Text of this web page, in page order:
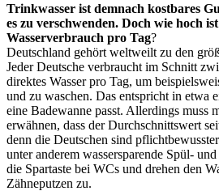
Trinkwasser ist demnach kostbares
es zu verschwenden. Doch wie hoch
Wasserverbrauch pro Tag?
Deutschland gehört weltweilt zu den
Jeder Deutsche verbraucht im Schnitt
direktes Wasser pro Tag, um
und zu waschen. Das entspricht in etwa
eine Badewanne passt. Allerdings muss
erwähnen, dass der Durchschnittswert
denn die Deutschen sind
unter anderem wassersparende Spül-
die Spartaste bei WCs und drehen den
Zähneputzen zu.